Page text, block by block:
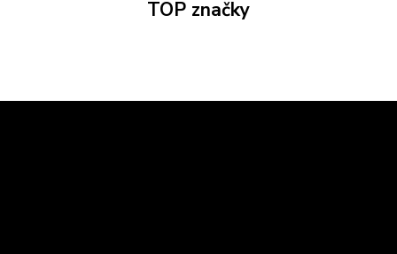
TOP značky